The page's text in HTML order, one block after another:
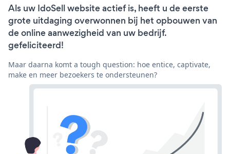
Als uw IdoSell website actief is, heeft u de eerste
grote uitdaging overwonnen bij het opbouwen van
de online aanwezigheid van uw bedrijf.
gefeliciteerd!
Maar daarna komt a tough question: hoe entice, captivate,
make en meer bezoekers te ondersteunen?